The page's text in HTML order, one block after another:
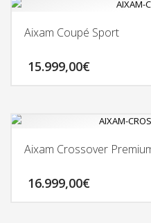
Aixam Coupé Sport
15.999,00€
Aixam Crossover
16.999,00€